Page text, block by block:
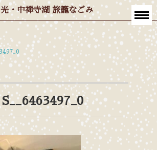
・中禅寺湖 旅籠なごみ
S__6463497_0